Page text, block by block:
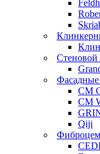
CM
CM
Qiji